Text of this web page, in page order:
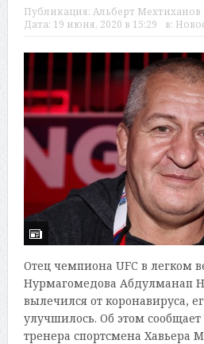
Публикация: Альберт Мехтиханов
Дата: 19 июня, 2020 в 15:29 в:
Отец чемпиона UFC в легком
Нурмагомедова Абдулманап
вылечился от коронавируса,
улучшилось. Об этом
тренера спортсмена Хавьера